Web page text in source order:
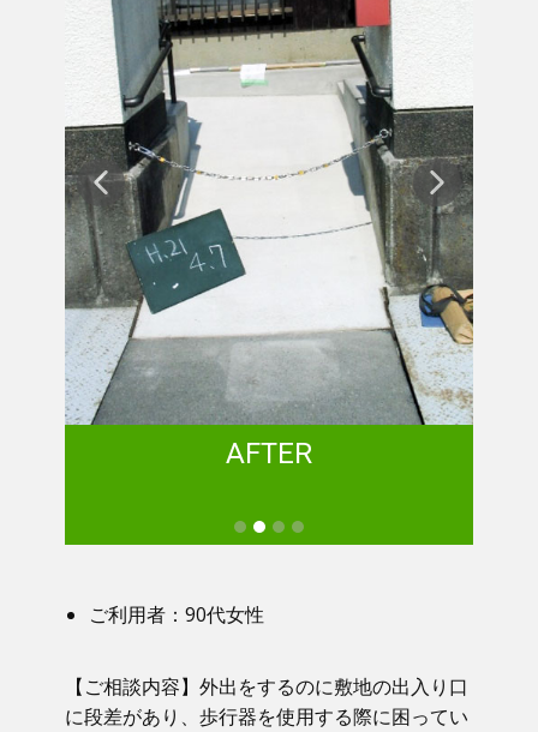
AFTER
ご利用者：​90代女性
【ご相談内容】​​ 外出をするのに敷地の出入り口
に段差があり、歩行器を使用する際に困ってい